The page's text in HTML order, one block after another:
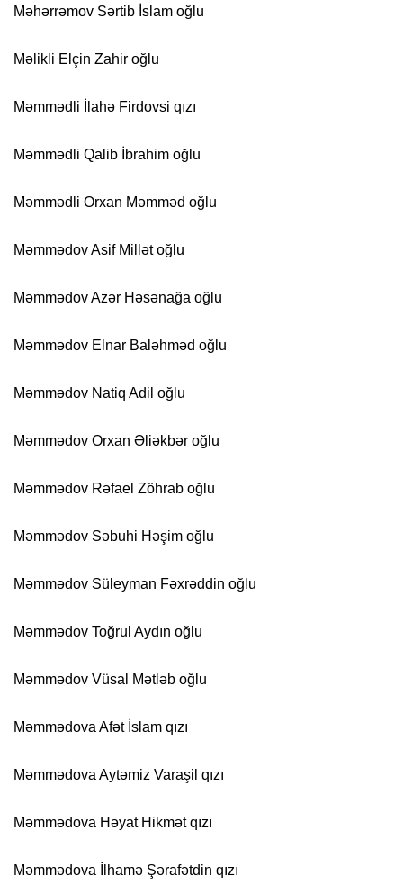
Məhərrəmov Sərtib İslam oğlu
Məlikli Elçin Zahir oğlu
Məmmədli İlahə Firdovsi qızı
Məmmədli Qalib İbrahim oğlu
Məmmədli Orxan Məmməd oğlu
Məmmədov Asif Millət oğlu
Məmmədov Azər Həsənağa oğlu
Məmmədov Elnar Baləhməd oğlu
Məmmədov Natiq Adil oğlu
Məmmədov Orxan Əliəkbər oğlu
Məmmədov Rəfael Zöhrab oğlu
Məmmədov Səbuhi Həşim oğlu
Məmmədov Süleyman Fəxrəddin oğlu
Məmmədov Toğrul Aydın oğlu
Məmmədov Vüsal Mətləb oğlu
Məmmədova Afət İslam qızı
Məmmədova Aytəmiz Varaşil qızı
Məmmədova Həyat Hikmət qızı
Məmmədova İlhamə Şərafətdin qızı